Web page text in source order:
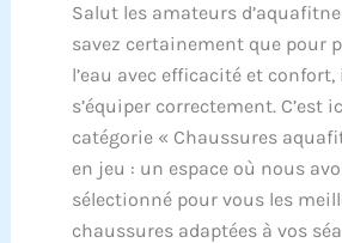
Salut les amateurs
savez certainement que pour
l’eau avec efficacité et
s’équiper correctement. C’est
catégorie « Chaussures
en jeu : un espace où nous
sélectionné pour vous les
chaussures adaptées à vos